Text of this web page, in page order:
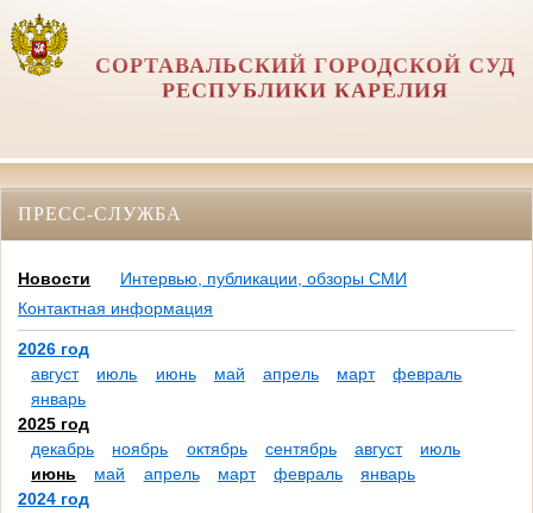
СОРТАВАЛЬСКИЙ ГОРОДСКОЙ СУД
РЕСПУБЛИКИ КАРЕЛИЯ
ПРЕСС-СЛУЖБА
Новости
Интервью, публикации, обзоры СМИ
Контактная информация
2026 год
август
июль июнь май апрель март
февраль
январь
2025 год
декабрь
ноябрь октябрь сентябрь август
июль
июнь
май апрель март февраль
январь
2024 год